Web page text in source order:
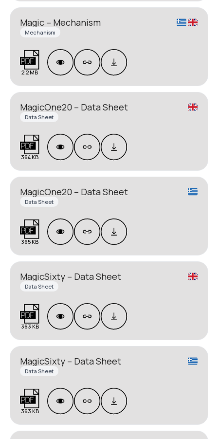
Magic – Mechanism
Mechanism
2.2 MB
MagicOne20 – Data Sheet
Data Sheet
364 KB
MagicOne20 – Data Sheet
Data Sheet
365 KB
MagicSixty – Data Sheet
Data Sheet
363 KB
MagicSixty – Data Sheet
Data Sheet
363 KB